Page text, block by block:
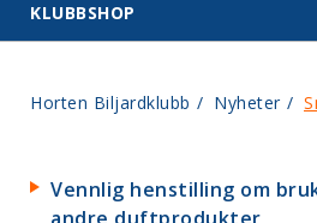
KLUBBSHOP
Horten Biljardklubb / Nyheter /
Vennlig henstilling om